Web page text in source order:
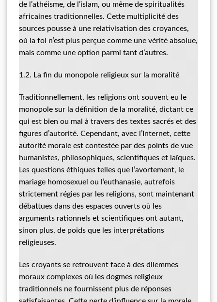
de l’athéisme, de l’islam, ou même de spiritualités
africaines traditionnelles. Cette multiplicité des
sources pousse à une relativisation des croyances,
où la foi n’est plus perçue comme une vérité absolue,
mais comme une option parmi tant d’autres.
1.2. La fin du monopole religieux sur la moralité
Traditionnellement, les religions ont souvent eu le
monopole sur la définition de la moralité, dictant ce
qui est bien ou mal à travers des textes sacrés et des
figures d’autorité. Cependant, avec l’Internet, cette
autorité morale est contestée par des points de vue
humanistes, philosophiques, scientifiques et laïques.
Les questions éthiques telles que l’avortement, le
mariage homosexuel ou l’euthanasie, autrefois
strictement régies par les religions, sont maintenant
débattues dans des espaces ouverts où les
arguments rationnels et scientifiques ont autant,
sinon plus, de poids que les interprétations
religieuses.
Les croyants se retrouvent face à des dilemmes
moraux complexes où les dogmes religieux
traditionnels ne fournissent plus de réponses